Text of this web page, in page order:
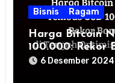
Bisnis Ragam
Harga Bitcoin
100.000: Rekor
Optimisme Pasar
6 Desember 2024